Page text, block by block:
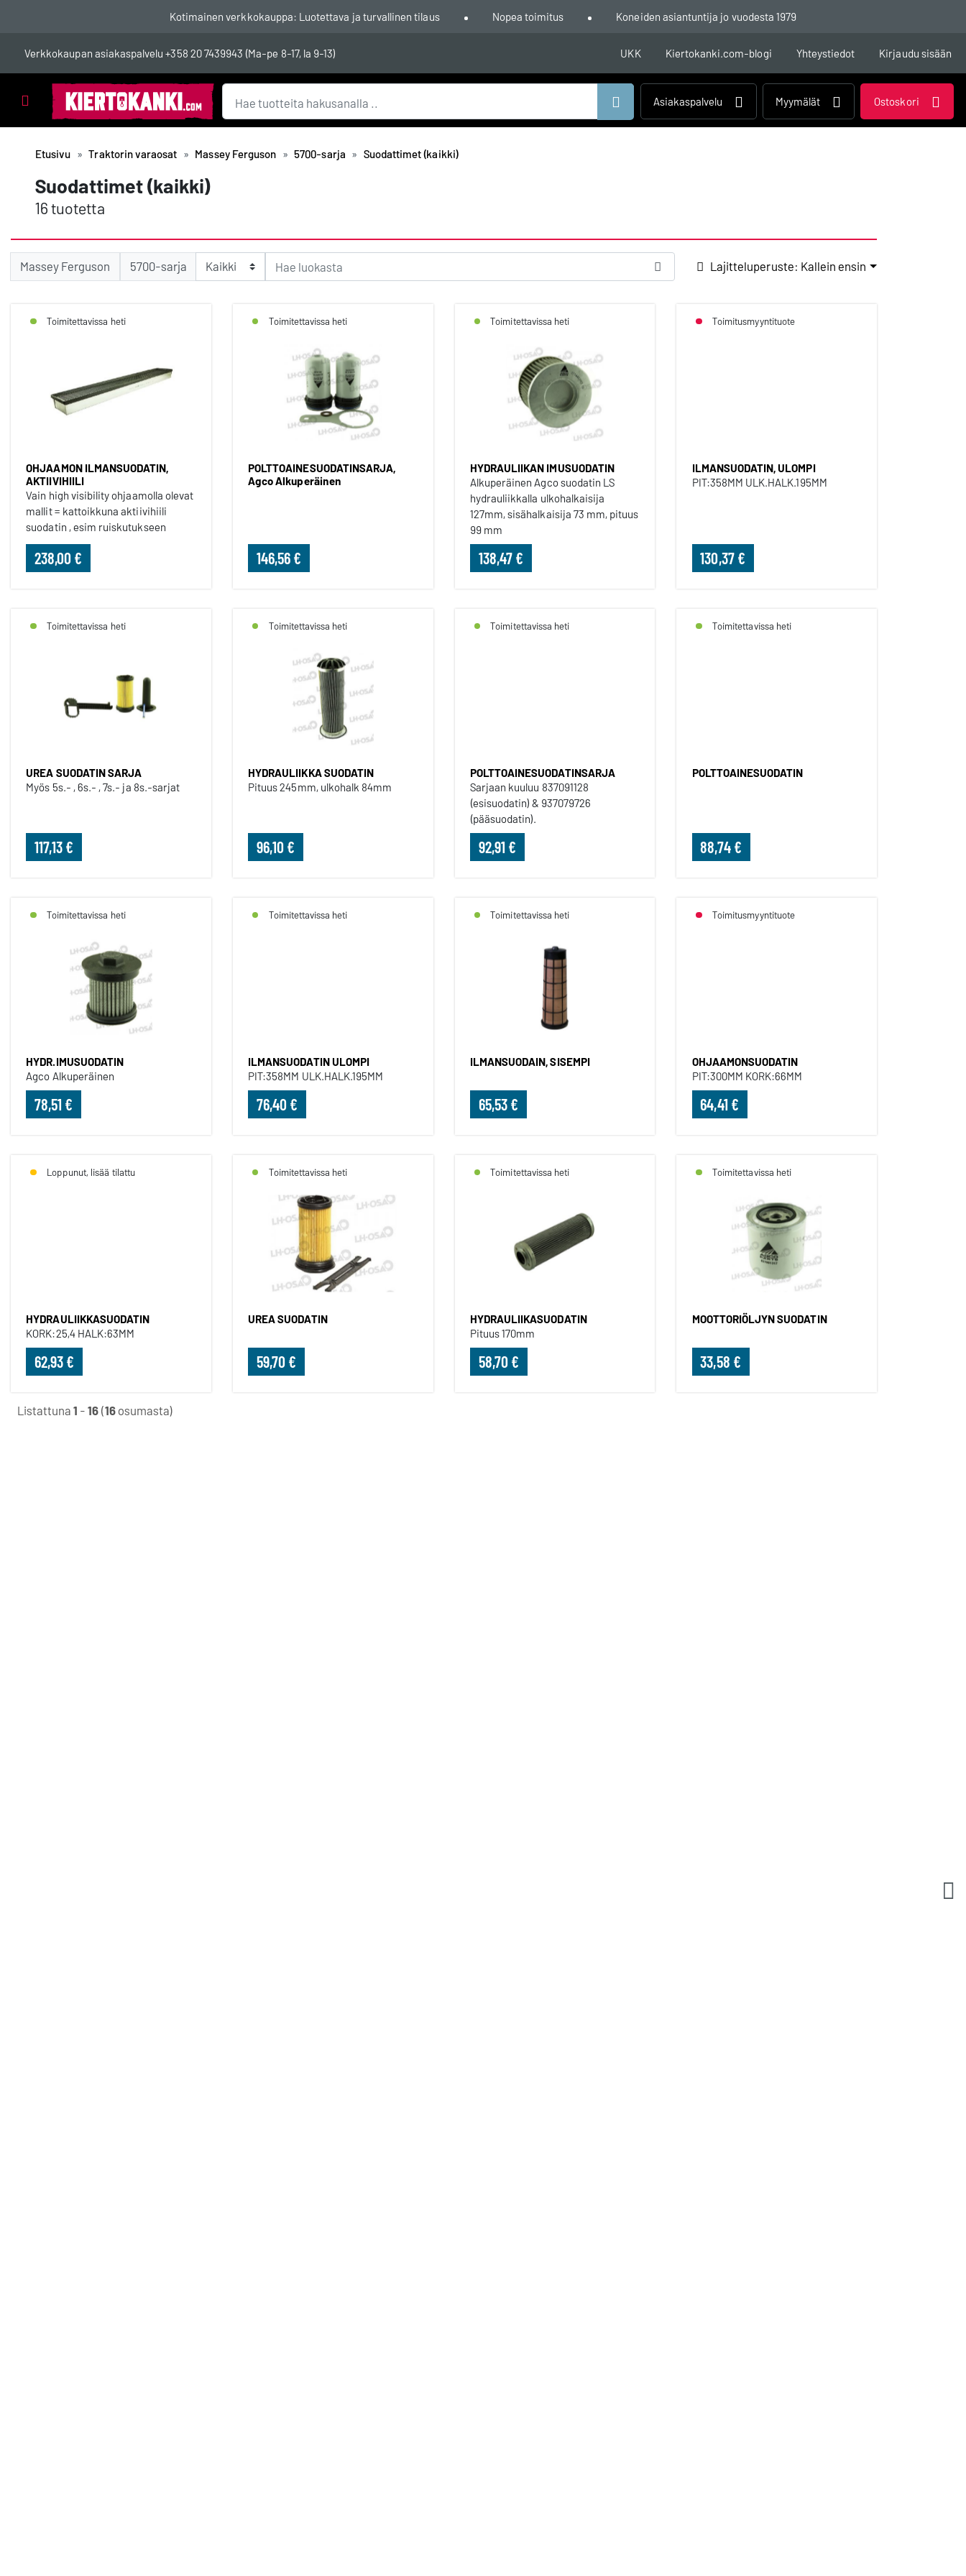
Kotimainen verkkokauppa: Luotettava ja turvallinen tilaus Nopea toimitus Koneiden asiantuntija jo vuodesta 1979
Verkkokaupan asiakaspalvelu+358 20 7439943 (Ma-pe 8-17, la 9-13) UKK Kiertokanki.com-blogi Yhteystiedot Kirjaudu sisään
Tuotealueet
Hae
Asiakaspalvelu Myymälät Ostoskori
Etusivu Traktorin varaosat Massey Ferguson 5700-sarja Suodattimet (kaikki)
Suodattimet (kaikki)
16 tuotetta
Massey Ferguson 5700-sarja Lajitteluperuste: Kallein ensin
Toimitettavissa heti
OHJAAMON ILMANSUODATIN,
AKTIIVIHIILI
Vain high visibility ohjaamolla olevat
mallit = kattoikkuna aktiivihiili
suodatin , esim ruiskutukseen
238,00 €
Toimitettavissa heti
POLTTOAINESUODATINSARJA,
Agco Alkuperäinen
146,56 €
Toimitettavissa heti
HYDRAULIIKAN IMUSUODATIN
Alkuperäinen Agco suodatin LS
hydrauliikkalla ulkohalkaisija
127mm, sisähalkaisija 73 mm, pituus
99 mm
138,47 €
Toimitusmyyntituote
ILMANSUODATIN, ULOMPI
PIT:358MM ULK.HALK.195MM
130,37 €
Toimitettavissa heti
UREA SUODATIN SARJA
Myös 5s.- , 6s.- , 7s.- ja 8s.-sarjat
117,13 €
Toimitettavissa heti
HYDRAULIIKKA SUODATIN
Pituus 245mm, ulkohalk 84mm
96,10 €
Toimitettavissa heti
POLTTOAINESUODATINSARJA
Sarjaan kuuluu 837091128
(esisuodatin) & 937079726
(pääsuodatin).
92,91 €
Toimitettavissa heti
POLTTOAINESUODATIN
88,74 €
Toimitettavissa heti
HYDR.IMUSUODATIN
Agco Alkuperäinen
78,51 €
Toimitettavissa heti
ILMANSUODATIN ULOMPI
PIT:358MM ULK.HALK.195MM
76,40 €
Toimitettavissa heti
ILMANSUODAIN, SISEMPI
65,53 €
Toimitusmyyntituote
OHJAAMONSUODATIN
PIT:300MM KORK:66MM
64,41 €
Loppunut, lisää tilattu
HYDRAULIIKKASUODATIN
KORK:25,4 HALK:63MM
62,93 €
Toimitettavissa heti
UREA SUODATIN
59,70 €
Toimitettavissa heti
HYDRAULIIKASUODATIN
Pituus 170mm
58,70 €
Toimitettavissa heti
MOOTTORIÖLJYN SUODATIN
33,58 €
Listattuna1 -16 (16osumasta)